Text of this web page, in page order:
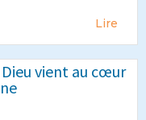
Lire
vient au cœur